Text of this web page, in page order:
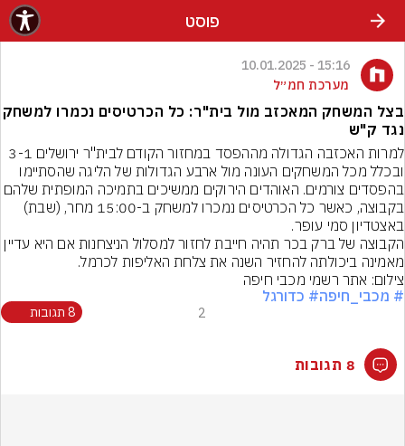
פוסט
15:16 - 10.01.2025
מערכת חמ״ל
בצל המשחק המאכזב מול בית"ר: כל הכרטיסים נכמרו למשחק
נגד ק"ש
באצטדיון סמי עופר.
מאמינה ביכולתה להחזיר השנה את צלחת האליפות לכרמל.
צילום: אתר רשמי מכבי חיפה
# מכבי_חיפה# כדורגל
2 8 תגובות
8 תגובות